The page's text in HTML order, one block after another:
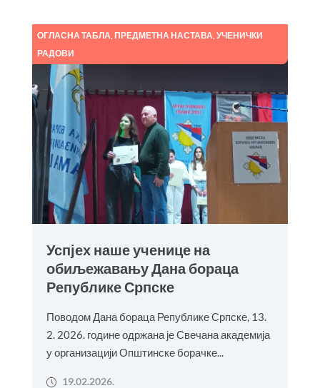
ОГЛАСНА ТАБЛА,ПРЕДМЕТНА НАСТАВА,УЧЕНИЧКИ
РАДОВИ
Успјех наше ученице на
обиљежавању Дана бораца
Републике Српске
Поводом Дана бораца Републике Српске, 13.
2. 2026. године одржана је Свечана академија
у организацији Општинске борачке...
19.02.2026.